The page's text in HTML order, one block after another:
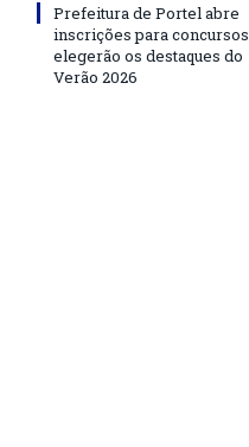
Prefeitura de Portel abre
inscrições para
elegerão os destaques do
Verão 2026